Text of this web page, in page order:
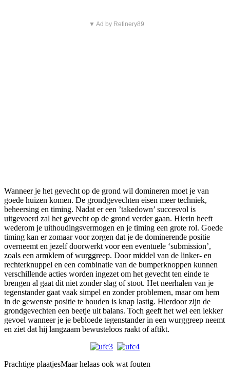
▼ Ad by Refinery89
Wanneer je het gevecht op de grond wil domineren moet je van
goede huizen komen. De grondgevechten eisen meer techniek,
beheersing en timing. Nadat er een ’takedown’ succesvol is
uitgevoerd zal het gevecht op de grond verder gaan. Hierin heeft
wederom je uithoudingsvermogen en je timing een grote rol. Goede
timing kan er zomaar voor zorgen dat je de dominerende positie
overneemt en jezelf doorwerkt voor een eventuele ‘submission’,
zoals een armklem of wurggreep. Door middel van de linker- en
rechterknuppel en een combinatie van de bumperknoppen kunnen
verschillende acties worden ingezet om het gevecht ten einde te
brengen al gaat dit niet zonder slag of stoot. Het neerhalen van je
tegenstander gaat vaak simpel en zonder problemen, maar om hem
in de gewenste positie te houden is knap lastig. Hierdoor zijn de
grondgevechten een beetje uit balans. Toch geeft het wel een lekker
gevoel wanneer je je bebloede tegenstander in een wurggreep neemt
en ziet dat hij langzaam bewusteloos raakt of aftikt.
Prachtige plaatjesMaar helaas ook wat fouten